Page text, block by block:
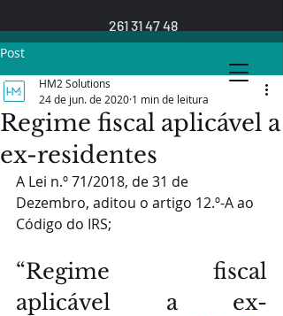
261 31 47 48
Post
Regime fiscal aplicável a
ex-residentes
HM2 Solutions
24 de jun. de 2020 1 min de leitura
A Lei n.º 71/2018, de 31 de
Dezembro, aditou o artigo 12.º-A ao
Código do IRS;
“Regime fiscal
aplicável a ex-